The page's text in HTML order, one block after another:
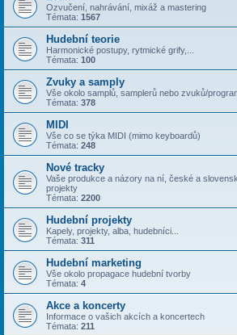
Ozvučení, nahrávání, mixáž a mastering
Témata: 1567
Hudební teorie
Harmonické postupy, rytmické grify,...
Témata: 100
Zvuky a samply
Vše okolo samplů, samplerů nebo zvuků/
Témata: 378
MIDI
Vše co se týka MIDI (mimo keyboardů)
Témata: 248
Nové tracky
Vaše produkce a názory na ní, české a
projekty
Témata: 2200
Hudební projekty
Kapely, projekty, alba, hudebníci...
Témata: 311
Hudební marketing
Vše okolo propagace hudební tvorby
Témata: 4
Akce a koncerty
Informace o vašich akcích a koncertech
Témata: 211